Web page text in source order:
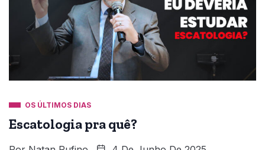
OS ÚLTIMOS DIAS
Escatologia pra quê?